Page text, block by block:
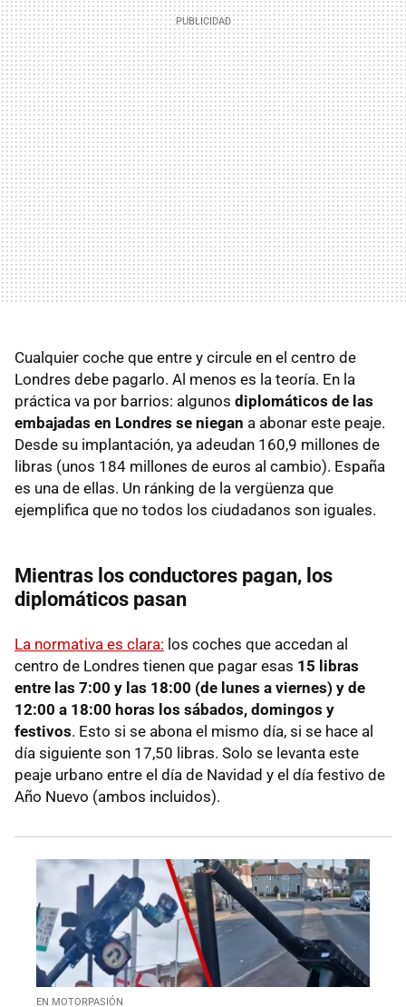
Cualquier coche que entre y circule en el centro de
Londres debe pagarlo. Al menos es la teoría. En la
práctica va por barrios: algunos diplomáticos de las
embajadas en Londres se niegan a abonar este peaje.
Desde su implantación, ya adeudan 160,9 millones de
libras (unos 184 millones de euros al cambio). España
es una de ellas. Un ránking de la vergüenza que
ejemplifica que no todos los ciudadanos son iguales.
Mientras los conductores pagan, los
diplomáticos pasan
La normativa es clara: los coches que accedan al
centro de Londres tienen que pagar esas 15 libras
entre las 7:00 y las 18:00 (de lunes a viernes) y de
12:00 a 18:00 horas los sábados, domingos y
festivos. Esto si se abona el mismo día, si se hace al
día siguiente son 17,50 libras. Solo se levanta este
peaje urbano entre el día de Navidad y el día festivo de
Año Nuevo (ambos incluidos).
EN MOTORPASIÓN